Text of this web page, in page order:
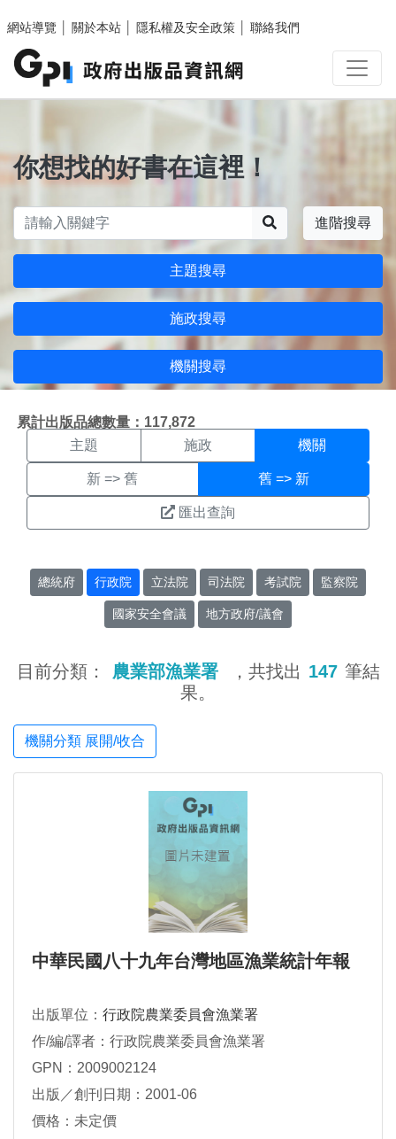
網站導覽
關於本站 隱私權及安全政策 聯絡我們
你想找的好書在這裡！
進階搜尋
主題搜尋
施政搜尋
機關搜尋
累計出版品總數量：117,872
機關搜尋結果頁面
主題 施政 機關
新 => 舊 舊 => 新
匯出查詢
總統府 行政院 立法院 司法院 考試院 監察院
國家安全會議 地方政府/議會
目前分類： 農業部漁業署 ，共找出 147 筆結
果。
機關分類 展開/收合
中華民國八十九年台灣地區漁業統計年報
出版單位： 行政院農業委員會漁業署
作/編/譯者：行政院農業委員會漁業署
GPN：2009002124
出版／創刊日期：2001-06
價格：未定價